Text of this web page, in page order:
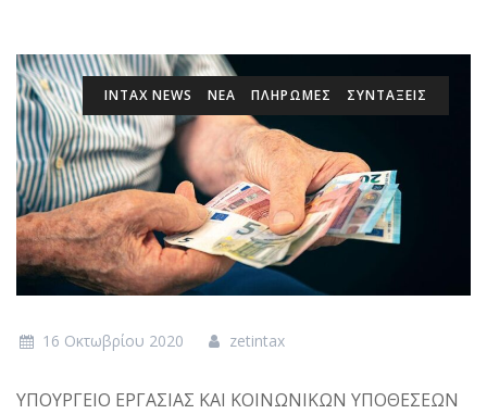
INTAX NEWS ΝΕΑ ΠΛΗΡΩΜΕΣ ΣΥΝΤΑΞΕΙΣ
16 Οκτωβρίου 2020 zetintax
ΥΠΟΥΡΓΕΙΟ EΡΓΑΣΙΑΣ ΚΑΙ ΚΟΙΝΩΝΙΚΩΝ ΥΠΟΘΕΣΕΩΝ